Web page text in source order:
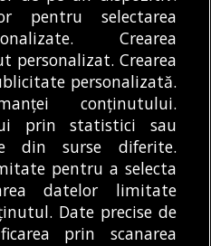
COOKIES
de București.
. Powered by TRS Design.
Cookie
Policy (EU)
Cookie
Policy
pentru selectarea
Crearea
personalizat. Crearea
personalizată.
conținutului.
prin statistici sau
din surse diferite.
pentru a selecta
datelor limitate
Date precise de
prin scanarea